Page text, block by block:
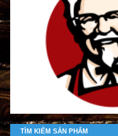
TÌM KIẾM SẢN PHẨM